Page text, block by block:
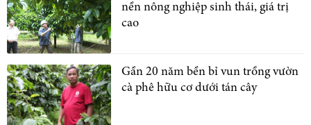
nền nông nghiệp sinh thái, giá trị
cao
Gần 20 năm bền bỉ vun trồng vườn
cà phê hữu cơ dưới tán cây